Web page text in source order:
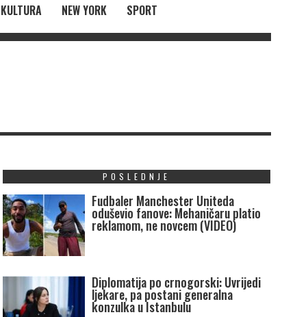
KULTURA NEW YORK SPORT
POSLEDNJE
Fudbaler Manchester Uniteda
oduševio fanove: Mehaničaru platio
reklamom, ne novcem (VIDEO)
Diplomatija po crnogorski: Uvrijedi
ljekare, pa postani generalna
konzulka u Istanbulu